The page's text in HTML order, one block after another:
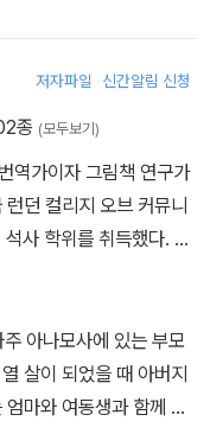
전 세계 독자들에게 잊
》은 2015년 캐나다 총
은 2017년에 보스턴 글로
습니다. 작가가 처음으
츠 상과 케이트 그리너웨
상을 받았습니다. 2024
안 안데르센 상을 수상
저자파일 신간알림 신청
종 (모두보기)
역가이자 그림책 연구가
던 컬리지 오브 커뮤니
사 학위를 취득했다. 고
크리스마스 캐럴》 《켄
활동을 통해 그림책이 지
.
아나모사에 있는 부모
살이 되었을 때 아버지
마와 여동생과 함께 근